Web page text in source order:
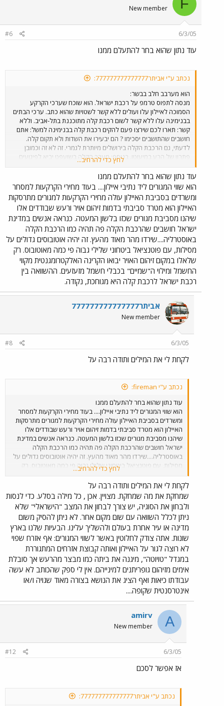
F
New member
6/3/05
#6
עוד נתון שהוא בחר להתעלם ממנו
נכתב ע"י אביתר777777777777777:
הוא מערבב חלב בבשר:
מנסה לתפוס טרמפ על רכבת ישראל. הוא שוכח שערכי הקרקע
הסמוכה לאיילון עלו ועולים ללא קשר לשטויות שהוא כתב. ערכי הבתים
בבנימינה עלו ללא קשר לשום רכבת קלה מתוכננת בתל-אביב. וללא
קשר: תארו לכם שירצו פעם להקים רכבת קלה בבנימינה למשל: אתם
חושבים שהתושבים יסכימו ? הם יבעירו את השדות ולא תקום קלה.
לדעתי, גם הרכבת הקלה בירושלים מיותרת לגמרי. זה לא זה וכמובן
פתרון של הרע במיעוטו. בנוסף: מעבר הקלה בשועפט יביא לפיגועים
ידועים מראש. זה רק עניין של זמן עד אשר מחבל מתאבד יתפוצץ בתוך
הרכבת הקלה או משאית תופת בשכונת שועפט תוריד אותה מהפסים
ותתפוצץ לידה. סיפור הפיגוע שהיה בצומת כרכור יחזור על עצמו
בוודאות של 100%. האבטחה של הקלה לעולם לא תשתווה לרכבת
ישראל. לצערי, יהיו תקלות ושריפות, פיגועים ועוד דברים רעים בקלה.
לחץ כדי להרחיב...
עוד נתון שהוא בחר להתעלם ממנו
הוא שווי המגורים ליד נתיבי איילון.... בעוד מחירי הקרקעות למסחר
ומשרדים בסביבת האיילון עולה מחירי הקרקעות למגורים מתרסקות
האיילון הוא מטרד סביבתי בדמות זיהום אויר ורעש שבודדים אלו
שיהנו מסביבת מגורים שכזו בלשון המעטה. כנראה אנשים במדינת
ישראל חושבים שהרכבת הקלה פה תהיה כמו הרכבת הקלה
באוסטרליה....שירדו מהר מאוד מהעץ. זה יהיה אוטובוסים גדולים על
מסילות, עם פוטנציאל ביטחוני שלילי גבוה פי כמה מאוטובוס. רק
שלאלו במקום זיהום האויר יבואו הקרינה האלקטרומגנטית מקווי
החשמל ומילוי ה"שמיים" בכבלי חשמל מזעזעים. ההשוואה בין
רכבת ישראל לרכבת קלה היא מגוחכת, נקודה.
אביתר777777777777777
New member
6/3/05
#8
לקחת לי את המילים ותודה רבה על
נכתב ע"י fireman:
עוד נתון שהוא בחר להתעלם ממנו
הוא שווי המגורים ליד נתיבי איילון.... בעוד מחירי הקרקעות למסחר
ומשרדים בסביבת האיילון עולה מחירי הקרקעות למגורים מתרסקות
האיילון הוא מטרד סביבתי בדמות זיהום אויר ורעש שבודדים אלו
שיהנו מסביבת מגורים שכזו בלשון המעטה. כנראה אנשים במדינת
ישראל חושבים שהרכבת הקלה פה תהיה כמו הרכבת הקלה
באוסטרליה....שירדו מהר מאוד מהעץ. זה יהיה אוטובוסים גדולים על
מסילות, עם פוטנציאל ביטחוני שלילי גבוה פי כמה מאוטובוס. רק
שלאלו במקום זיהום האויר יבואו הקרינה האלקטרומגנטית מקווי
החשמל ומילוי ה"שמיים" בכבלי חשמל מזעזעים. ההשוואה בין רכבת
ישראל לרכבת קלה היא מגוחכת, נקודה.
לחץ כדי להרחיב...
לקחת לי את המילים ותודה רבה על
שמחקת את מה שמחקת. מצויין. אכן , כל מילה בסלע. כדי לנסות
ולבחון את הסוגיה, יש צורך לבחון את המצב "הישראלי" שלא
ניתן לכלל השוואה עם שום מקום אחר. לא ניתן להסיק משום
מדינה או עיר אחרת בעולם ולהשליך עלינו. הבעיות שלנו בארץ
שונות. אתה צודק לחלוטין באשר לשווי המגורים: אף אזרח שפוי
לא רוצה לגור על האיילון ואותה קבוצת אזרחים המתגוררת
במגדל "טויוטה", מיגנה את ביתה כמו מבצר מהרעש אך סובלת
אימים מזיהום גופריתנים למינייהם. אין לי ספק שהכותב לא עשה
עבודתו כיאות ואף הציג את הנושא בצורה מאוד שגויה ו/או
אינטרסנטית שקופה....
A
amirv
New member
6/3/05
#12
אז אפשר לסכם
נכתב ע"י אביתר777777777777777: